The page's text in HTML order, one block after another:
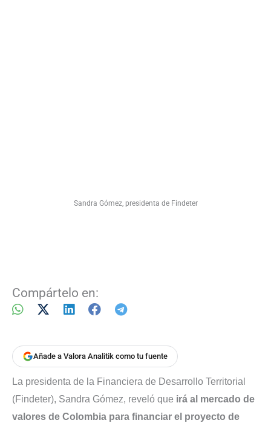
Sandra Gómez, presidenta de Findeter
Compártelo en:
Añade a Valora Analitik como tu fuente
La presidenta de la Financiera de Desarrollo Territorial
(Findeter), Sandra Gómez, reveló que irá al mercado de
valores de Colombia para financiar el proyecto de